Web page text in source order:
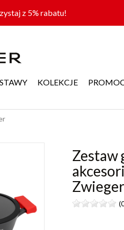
z 5% rabatu!
KOLEKCJE
Zestaw
Zwieger